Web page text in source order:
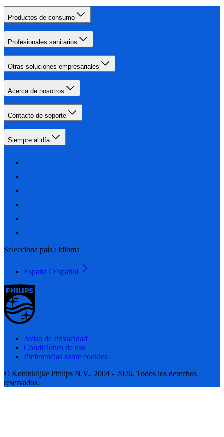
Productos de consumo
Profesionales sanitarios
Otras soluciones empresariales
Acerca de nosotros
Contacto de soporte
Siempre al día
Selecciona país / idioma
España / Español
Aviso de Privacidad
Condiciones de uso
Preferencias sobre cookies
© Koninklijke Philips N.V., 2004 - 2026. Todos los derechos
reservados.